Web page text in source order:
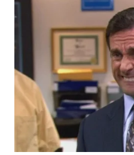
Wahana
Media
WAHANA
NEWS